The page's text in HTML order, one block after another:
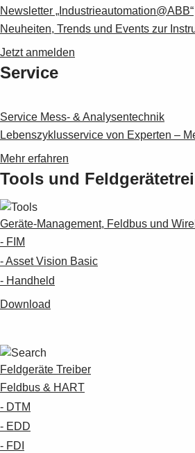
Newsletter „Industrieautomation@ABB“
Neuheiten, Trends und Events zur
Jetzt anmelden
Service
Service Mess- & Analysentechnik
Lebenszyklusservice von Experten –
Mehr erfahren
Tools und
Geräte-Management, Feldbus und
- FIM
- Asset Vision Basic
- Handheld
Download
Feldgeräte Treiber
Feldbus & HART
- DTM
- EDD
- FDI